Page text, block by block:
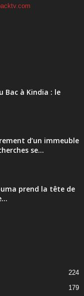
Bac à Kindia : le
d’un immeuble
se...
prend la tête de
224
179